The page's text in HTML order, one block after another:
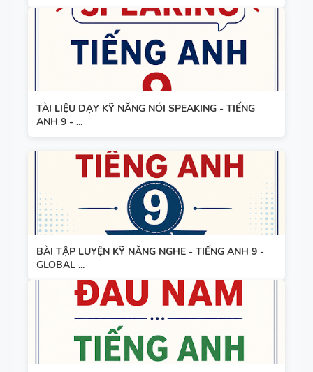
TÀI LIỆU DẠY KỸ NĂNG NÓI SPEAKING - TIẾNG
ANH 9 - ...
BÀI TẬP LUYỆN KỸ NĂNG NGHE - TIẾNG ANH 9 -
GLOBAL ...